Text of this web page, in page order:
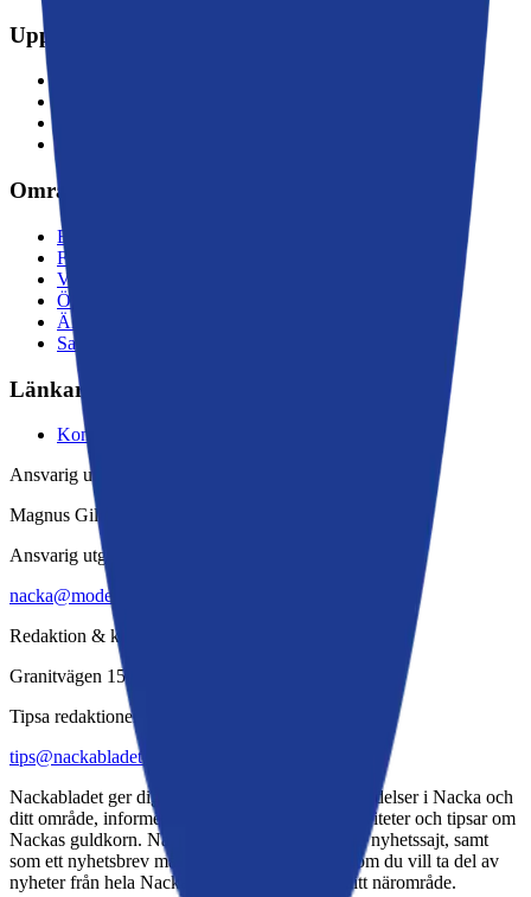
Upptäck mer
Områden
Boo
Fisksätra
Västra Sicklaön
Östra Sicklaön
Älta
Saltsjöbaden
Länkar
Kontakta oss
Ansvarig utgivare
Magnus Gilén
Ansvarig utgivare
nacka@moderaterna.se
Redaktion & kontor
Granitvägen 15
Tipsa redaktionen
tips@nackabladet.se
Nackabladet ger dig information om aktuella händelser i Nacka och
ditt område, informerar om evenemang och aktiviteter och tipsar om
Nackas guldkorn. Nackabladet ges ut via denna nyhetssajt, samt
som ett nyhetsbrev månadsvis. Du väljer själv om du vill ta del av
nyheter från hela Nacka, eller ett utdrag från ditt närområde.